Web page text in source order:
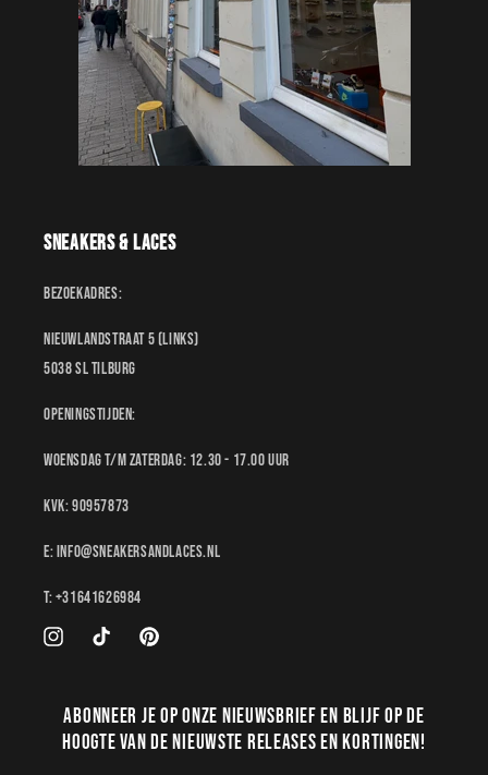
Sneakers & Laces
Bezoekadres:
Nieuwlandstraat 5 (links)
5038 SL Tilburg
Openingstijden:
Woensdag t/m Zaterdag: 12.30 - 17.00 uur
KvK: 90957873
E: Info@sneakersandlaces.nl
T: +31641626984
InstagramTikTok Pinterest
Abonneer je op onze nieuwsbrief en blijf op de
hoogte van de nieuwste releases en kortingen!